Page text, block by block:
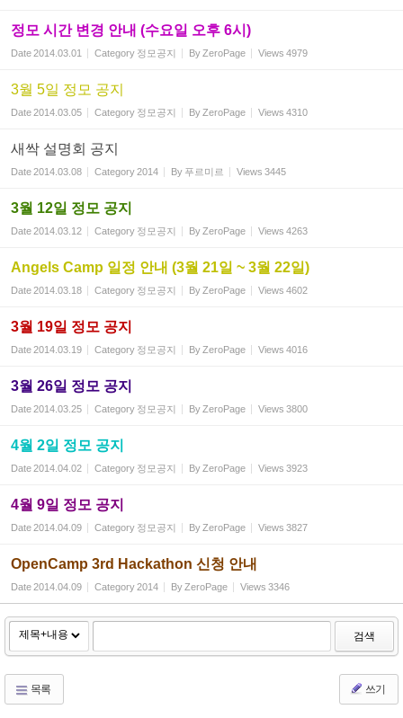
정모 시간 변경 안내 (수요일 오후 6시)
Date2014.03.01 Category 정모공지 By ZeroPage Views 4979
3월 5일 정모 공지
Date2014.03.05 Category 정모공지 By ZeroPage Views 4310
새싹 설명회 공지
Date2014.03.08 Category2014 By 푸르미르 Views 3445
3월 12일 정모 공지
Date2014.03.12 Category 정모공지 By ZeroPage Views 4263
Angels Camp 일정 안내 (3월 21일 ~ 3월 22일)
Date2014.03.18 Category 정모공지 By ZeroPage Views 4602
3월 19일 정모 공지
Date2014.03.19 Category 정모공지 By ZeroPage Views 4016
3월 26일 정모 공지
Date2014.03.25 Category 정모공지 By ZeroPage Views 3800
4월 2일 정모 공지
Date2014.04.02 Category 정모공지 By ZeroPage Views 3923
4월 9일 정모 공지
Date2014.04.09 Category 정모공지 By ZeroPage Views 3827
OpenCamp 3rd Hackathon 신청 안내
Date2014.04.09 Category2014 By ZeroPage Views 3346
검색
목록 쓰기